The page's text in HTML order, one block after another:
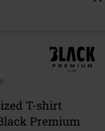
T-shirt
Premium